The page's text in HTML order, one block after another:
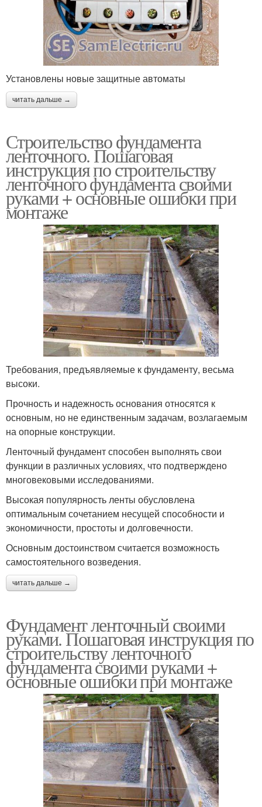
Установлены новые защитные автоматы
читать дальше →
Строительство фундамента
ленточного. Пошаговая
инструкция по строительству
ленточного фундамента своими
руками + основные ошибки при
монтаже
Требования, предъявляемые к фундаменту, весьма
высоки.
Прочность и надежность основания относятся к
основным, но не единственным задачам, возлагаемым
на опорные конструкции.
Ленточный фундамент способен выполнять свои
функции в различных условиях, что подтверждено
многовековыми исследованиями.
Высокая популярность ленты обусловлена
оптимальным сочетанием несущей способности и
экономичности, простоты и долговечности.
Основным достоинством считается возможность
самостоятельного возведения.
читать дальше →
Фундамент ленточный своими
руками. Пошаговая инструкция по
строительству ленточного
фундамента своими руками +
основные ошибки при монтаже